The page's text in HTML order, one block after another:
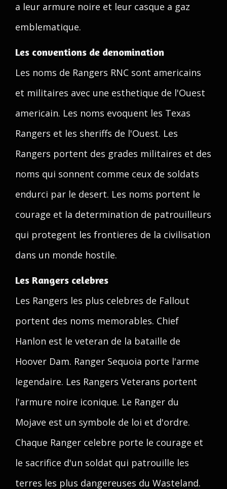
a leur armure noire et leur casque a gaz
emblematique.
Les conventions de denomination
Les noms de Rangers RNC sont americains
et militaires avec une esthetique de l'Ouest
americain. Les noms evoquent les Texas
Rangers et les sheriffs de l'Ouest. Les
Rangers portent des grades militaires et des
noms qui sonnent comme ceux de soldats
endurci par le desert. Les noms portent le
courage et la determination de patrouilleurs
qui protegent les frontieres de la civilisation
dans un monde hostile.
Les Rangers celebres
Les Rangers les plus celebres de Fallout
portent des noms memorables. Chief
Hanlon est le veteran de la bataille de
Hoover Dam. Ranger Sequoia porte l'arme
legendaire. Les Rangers Veterans portent
l'armure noire iconique. Le Ranger du
Mojave est un symbole de loi et d'ordre.
Chaque Ranger celebre porte le courage et
le sacrifice d'un soldat qui patrouille les
terres les plus dangereuses du Wasteland.